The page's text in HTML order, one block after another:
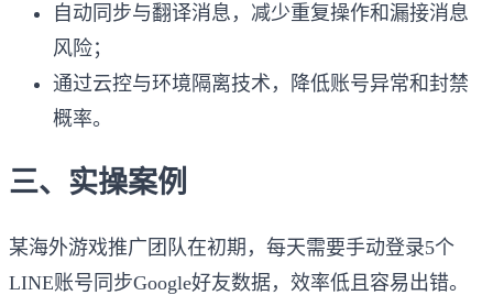
自动同步与翻译消息，减少重复操作和漏接消息
风险；
通过云控与环境隔离技术，降低账号异常和封禁
概率。
三、实操案例
某海外游戏推广团队在初期，每天需要手动登录5个
LINE账号同步Google好友数据，效率低且容易出错。